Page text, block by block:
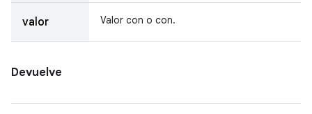
valor Valor con o con.
Devuelve